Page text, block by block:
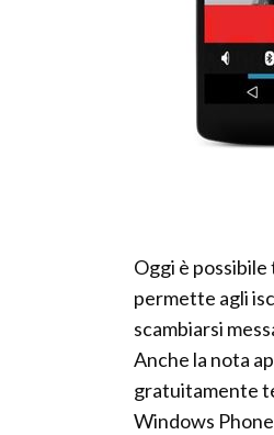
Oggi è
permette agli
scambiarsi
Anche la nota
gratuitamente
Windows